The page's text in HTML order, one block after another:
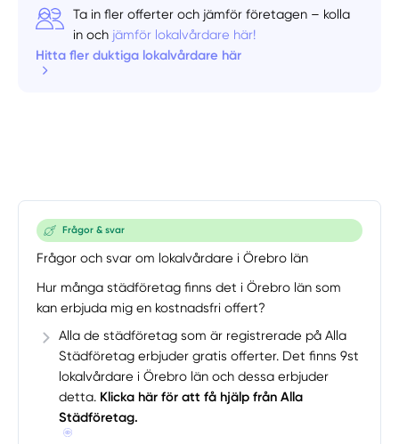
Ta in fler offerter och jämför företagen – kolla
in och jämför lokalvårdare här!
Hitta fler duktiga lokalvårdare här
Frågor & svar
Frågor och svar om lokalvårdare i Örebro län
Hur många städföretag finns det i Örebro län som
kan erbjuda mig en kostnadsfri offert?
Alla de städföretag som är registrerade på Alla
Städföretag erbjuder gratis offerter. Det finns 9st
lokalvårdare i Örebro län och dessa erbjuder
detta. Klicka här för att få hjälp från Alla
Städföretag.